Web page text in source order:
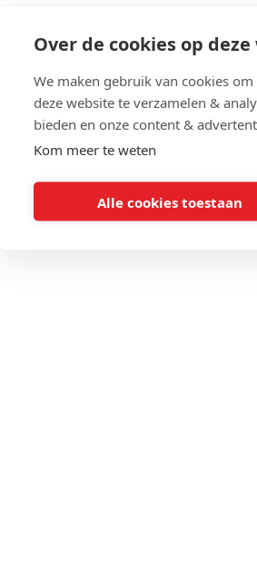
Over de cookies op
We maken gebruik van cookies
deze website te verzamelen &
bieden en onze content &
Kom meer te weten
Alle cookies toestaan